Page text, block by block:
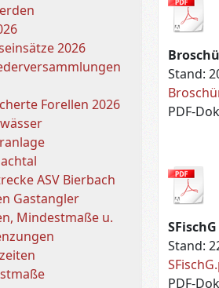
2026
Forellen 2026
ASV Bierbach
Gastangler
Mindestmaße u.
Stand:
PDF-
Stand:
PDF-